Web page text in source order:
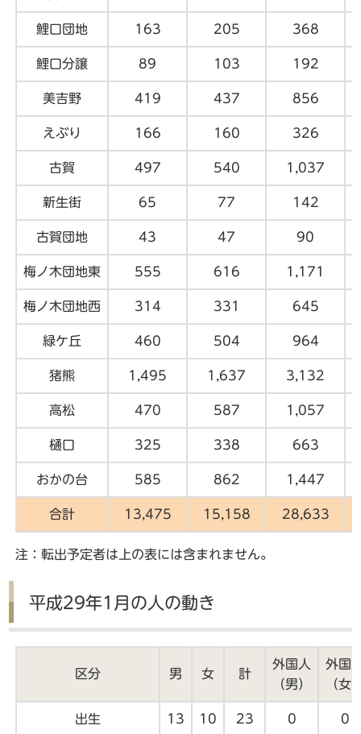
鯉口団地 163 205 368
鯉口分譲 89 103 192
美吉野 419 437 856
えぶり 166 160 326
古賀 497 540 1,037
新生街 65 77 142
古賀団地 43 47 90
梅ノ木団地東 555 616 1,171
梅ノ木団地西 314 331 645
緑ケ丘 460 504 964
猪熊 1,495 1,637 3,132
高松 470 587 1,057
樋口 325 338 663
おかの台 585 862 1,447
合計 13,475 15,158 28,633
注：転出予定者は上の表には含まれません。
平成29年1月の人の動き
区分 男 女 計
外国人
（男）
外国
（女
出生 13 10 23 0 0